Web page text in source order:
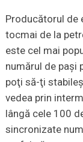
Producătorul de
tocmai de la
este cel mai
numărul de paşi
poţi să-ţi
vedea prin
lângă cele 100
sincronizate